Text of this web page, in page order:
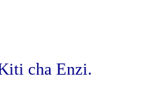
cha Enzi.